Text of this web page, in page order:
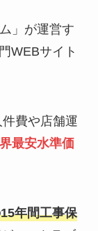
」が運営す
WEBサイト
費や店舗運
最安水準価
年間工事保